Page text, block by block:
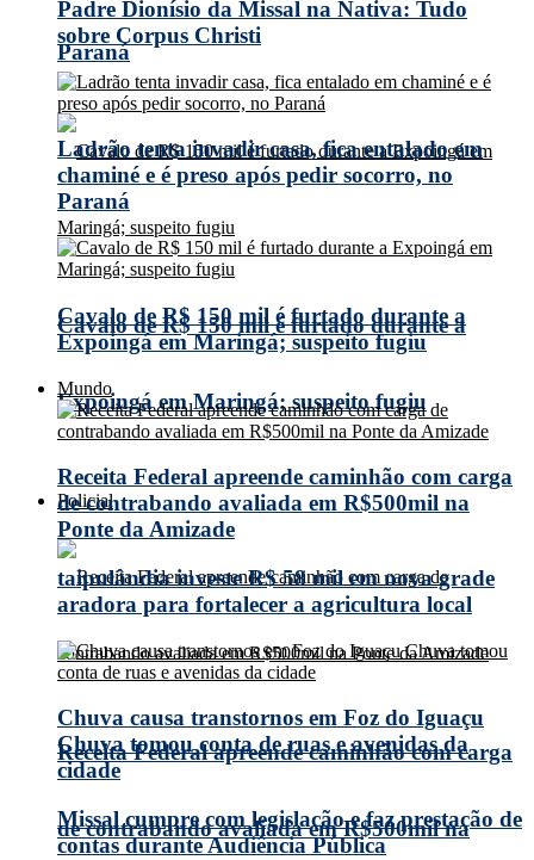
Paraná
Cavalo de R$ 150 mil é furtado durante a
Expoingá em Maringá; suspeito fugiu
Policial
Receita Federal apreende caminhão com carga
de contrabando avaliada em R$500mil na
Padre Dionísio da Missal na Nativa: Tudo
sobre Corpus Christi
Ladrão tenta invadir casa, fica entalado em
chaminé e é preso após pedir socorro, no
Paraná
Cavalo de R$ 150 mil é furtado durante a
Expoingá em Maringá; suspeito fugiu
Mundo
Receita Federal apreende caminhão com carga
de contrabando avaliada em R$500mil na
Ponte da Amizade
taipulândia investe R$ 58 mil em nova grade
aradora para fortalecer a agricultura local
Chuva causa transtornos em Foz do Iguaçu
Chuva tomou conta de ruas e avenidas da
cidade
Missal cumpre com legislação e faz prestação de
contas durante Audiência Pública